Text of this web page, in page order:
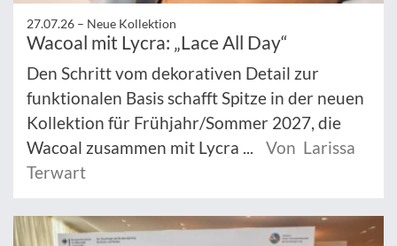
27.07.26 – Neue Kollektion
Wacoal mit Lycra: „Lace All Day“
Den Schritt vom dekorativen Detail zur
funktionalen Basis schafft Spitze in der neuen
Kollektion für Frühjahr/Sommer 2027, die
Wacoal zusammen mit Lycra ...
Von Larissa
Terwart